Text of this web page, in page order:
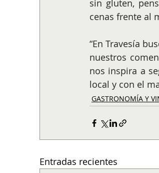
sin gluten,
cenas frente al
“En Travesía
nuestros
nos inspira a
local y con el
GASTRONOMÍA Y
Entradas recientes